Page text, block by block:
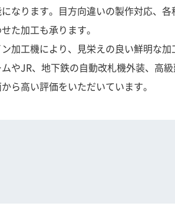
なります。目方向違いの製作対応、
た加工も承ります。
加工機により、見栄えの良い鮮明な
やJR、地下鉄の自動改札機外装、高
ら高い評価をいただいています。